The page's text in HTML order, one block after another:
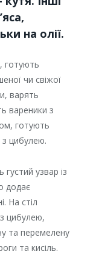
на олії.
готують
чи свіжої
варять
вареники з
готують
цибулею.
узвар із
додає
На стіл
цибулею,
та перемелену
та кисіль.